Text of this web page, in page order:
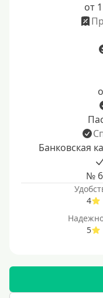
от
Банковская
№
4
5